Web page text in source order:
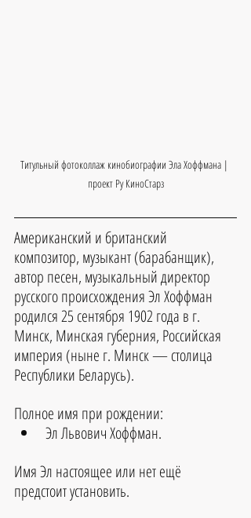
Титульный фотоколлаж кинобиографии Эла Хоффмана |
проект Ру КиноСтарз
Американский и британский
композитор, музыкант (барабанщик),
автор песен, музыкальный директор
русского происхождения Эл Хоффман
родился 25 сентября 1902 года в г.
Минск, Минская губерния, Российская
империя (ныне г. Минск — столица
Республики Беларусь).
Полное имя при рождении:
Эл Львович Хоффман.
Имя Эл настоящее или нет ещё
предстоит установить.